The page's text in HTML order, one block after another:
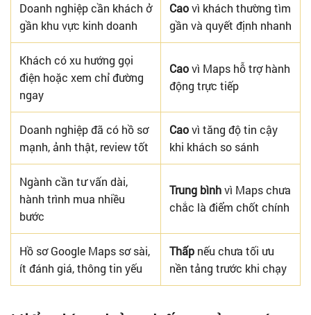
Doanh nghiệp cần khách ở
gần khu vực kinh doanh
Caovì khách thường tìm
gần và quyết định nhanh
Khách có xu hướng gọi
điện hoặc xem chỉ đường
ngay
Caovì Maps hỗ trợ hành
động trực tiếp
Doanh nghiệp đã có hồ sơ
mạnh, ảnh thật, review tốt
Caovì tăng độ tin cậy
khi khách so sánh
Ngành cần tư vấn dài,
hành trình mua nhiều
bước
Trung bìnhvì Maps chưa
chắc là điểm chốt chính
Hồ sơ Google Maps sơ sài,
ít đánh giá, thông tin yếu
Thấp nếu chưa tối ưu
nền tảng trước khi chạy